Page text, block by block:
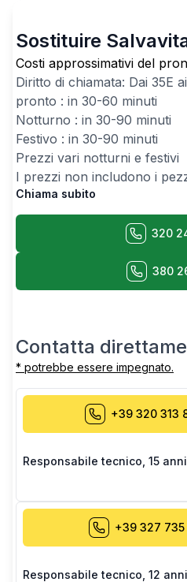
Sostituire
Costi approssimativi del
Diritto di chiamata: Dai 35E ai
pronto : in 30-60 minuti
Notturno : in 30-90 minuti
Festivo : in 30-90 minuti
Prezzi vari notturni e festivi
I prezzi non includono i
Chiama subito
320
380
Contatta
* potrebbe essere impegnato.
+39 320 313
Responsabile tecnico 15
+39 327 735
Responsabile tecnico 12